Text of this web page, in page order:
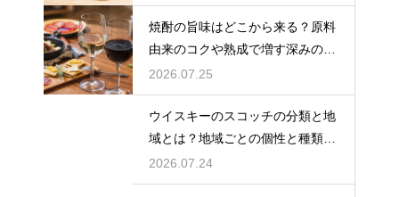
焼酎の旨味はどこから来る？原料
由来のコクや熟成で増す深みの秘
密を解説
2026.07.25
ウイスキーのスコッチの分類と地
域とは？地域ごとの個性と種類を
解説
2026.07.24